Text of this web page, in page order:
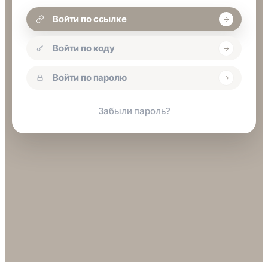
Войти по ссылке
Войти по коду
Войти по паролю
Забыли пароль?